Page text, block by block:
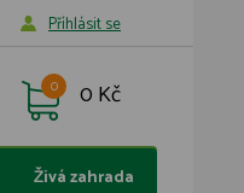
Příhlásit se
0 Kč
0
Živá zahrada